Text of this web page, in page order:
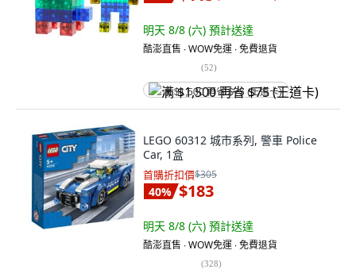
明天 8/8 (六) 預計送達
酷澎直售 ∙ WOW免運 ∙ 免費退貨
(52)
满 $1,500 再省 $75 (王道卡)
LEGO 60312 城市系列, 警車 Police
Car, 1盒
首購折扣價$305
40% $183
明天 8/8 (六) 預計送達
酷澎直售 ∙ WOW免運 ∙ 免費退貨
(328)